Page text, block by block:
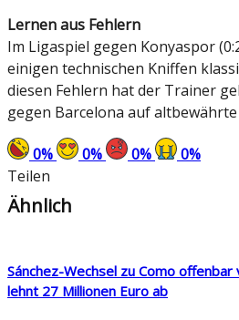
Lernen aus Fehlern
Im Ligaspiel gegen Konyaspor
einigen technischen Kniffen
diesen Fehlern hat der Trainer
gegen Barcelona auf
0% 0% 0% 0%
Teilen
Ähnlich
Sánchez-Wechsel zu Como offenbar
lehnt 27 Millionen Euro ab